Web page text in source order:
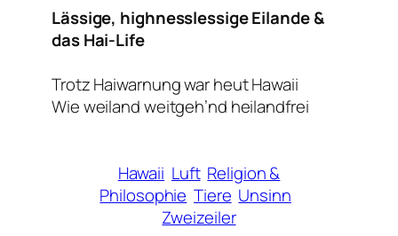
Lässige, highnesslessige Eilande &
das Hai-Life
Trotz Haiwarnung war heut Hawaii
Wie weiland weitgeh’nd heilandfrei
Hawaii Luft Religion &
Philosophie Tiere Unsinn
Zweizeiler